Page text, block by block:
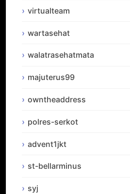
virtualteam
wartasehat
walatrasehatmata
majuterus99
owntheaddress
polres-serkot
advent1jkt
st-bellarminus
syj